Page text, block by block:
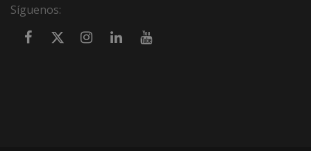
Síguenos: